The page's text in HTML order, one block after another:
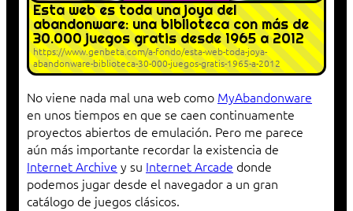
Esta web es toda una joya del
abandonware: una biblioteca con más de
30.000 juegos gratis desde 1965 a 2012
https://www.genbeta.com/a-fondo/esta-web-toda-joya-
abandonware-biblioteca-30-000-juegos-gratis-1965-a-2012
No viene nada mal una web como MyAbandonware
en unos tiempos en que se caen continuamente
proyectos abiertos de emulación. Pero me parece
aún más importante recordar la existencia de
Internet Archive y su Internet Arcade donde
podemos jugar desde el navegador a un gran
catálogo de juegos clásicos.